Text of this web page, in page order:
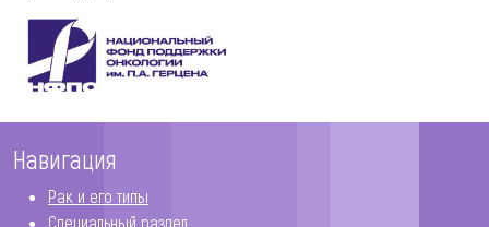
Навигация
Рак и его типы
Специальный раздел